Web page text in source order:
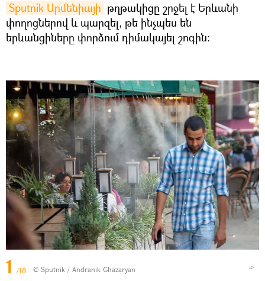
Sputnik Արմենիայի թղթակիցը շրջել է Երևանի
փողոցներով և պարզել, թե ինչպես են
երևանցիները փորձում դիմակայել շոգին։
1 /18 © Sputnik / Andranik Ghazaryan